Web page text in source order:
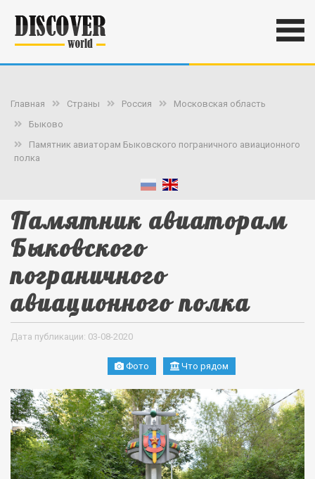
Главная Страны Россия
Московская область
Быково
Памятник авиаторам Быковского пограничного авиационного
полка
Памятник авиаторам
Быковского
пограничного
авиационного полка
Дата публикации: 03-08-2020
Фото Что рядом